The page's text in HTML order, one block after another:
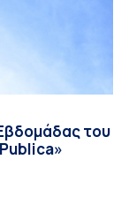
του